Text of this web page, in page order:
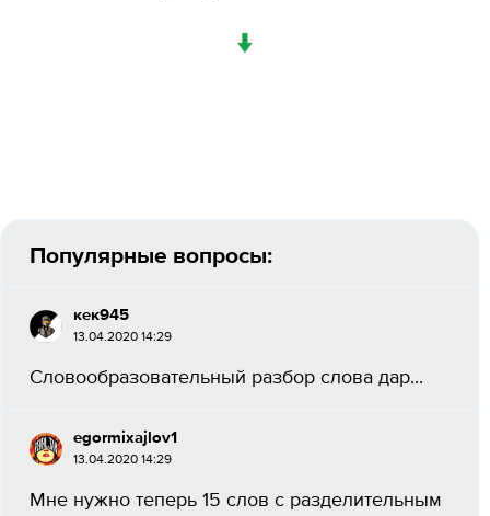
↓
Популярные вопросы:
кек945
13.04.2020 14:29
Словообразовательный разбор слова дар...
egormixajlov1
13.04.2020 14:29
Мне нужно теперь 15 слов с разделительным